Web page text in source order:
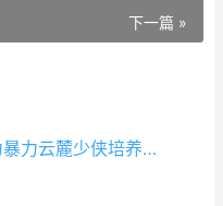
下一篇 »
《天下》手机游戏65万战力暴力云麓少侠培养心得同享 天下手游奔驰中国官网奔驰中国奔驰中国官网首页